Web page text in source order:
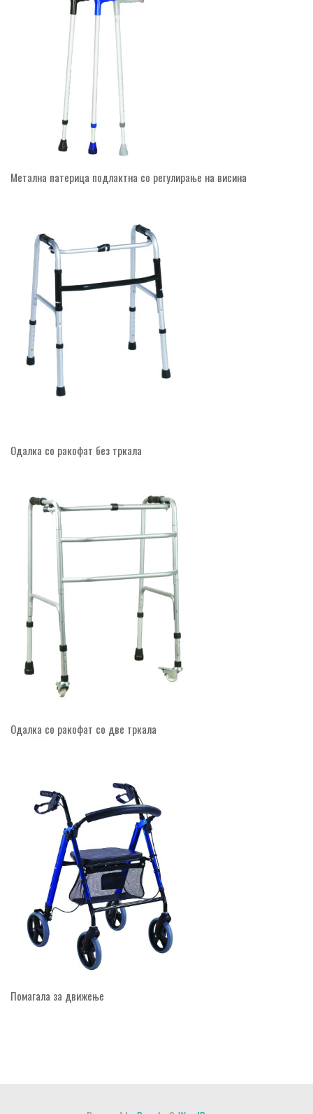
Метална патерица подлактна со регулирање на висина
Одалка со ракофат без тркала
Одалка со ракофат со две тркала
Помагала за движење